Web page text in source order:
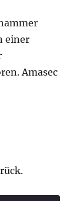
einer
Amasec